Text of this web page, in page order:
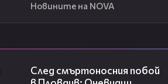
Новините на NOVA
След смъртоносния побой